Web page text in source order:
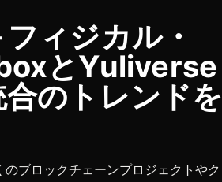
ィジカル・
とYuliverse
のトレンドを
ブロックチェーンプロジェクトやク